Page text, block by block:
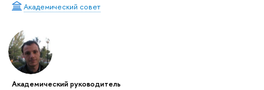
Академический совет
Академический руководитель